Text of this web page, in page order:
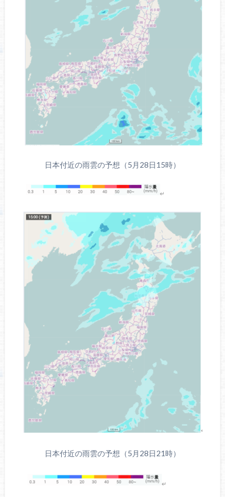
日本付近の雨雲の予想（5月28日15時）
日本付近の雨雲の予想（5月28日21時）